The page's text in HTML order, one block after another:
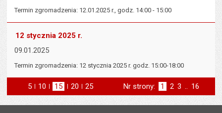
Termin zgromadzenia: 12.01.2025 r., godz. 14:00 - 15:00
12 stycznia 2025 r.
09.01.2025
Termin zgromadzenia: 12 stycznia 2025 r. godz. 15:00-18:00
5 elementów na stronie
10 elementów
na stronie
15 elementów
na stronie
20 elementów
na stronie
25 elementów
na stronie
Nr strony: Strona
1 Strona
2 Strona
3 .. Strona
16